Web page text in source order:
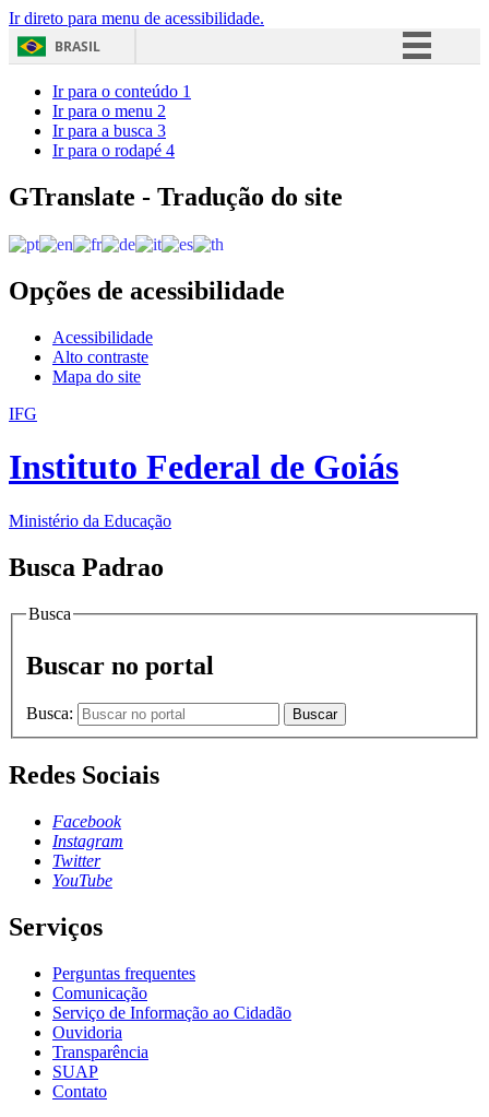
Ir direto para menu de acessibilidade.
BRASIL
Acesso à informação
Ir para o conteúdo 1
Ir para o menu 2
Ir para a busca 3
Ir para o rodapé 4
GTranslate - Tradução do site
Opções de acessibilidade
Acessibilidade
Alto contraste
Mapa do site
IFG
Instituto Federal de Goiás
Ministério da Educação
Busca Padrao
Busca
Buscar no portal
Busca: Buscar
Redes Sociais
Facebook
Instagram
Twitter
YouTube
Serviços
Perguntas frequentes
Comunicação
Serviço de Informação ao Cidadão
Ouvidoria
Transparência
SUAP
Contato